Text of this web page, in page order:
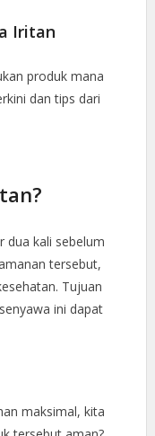
Iritan
produk mana
dan tips dari
dua kali sebelum
tersebut,
Tujuan
ini dapat
maksimal, kita